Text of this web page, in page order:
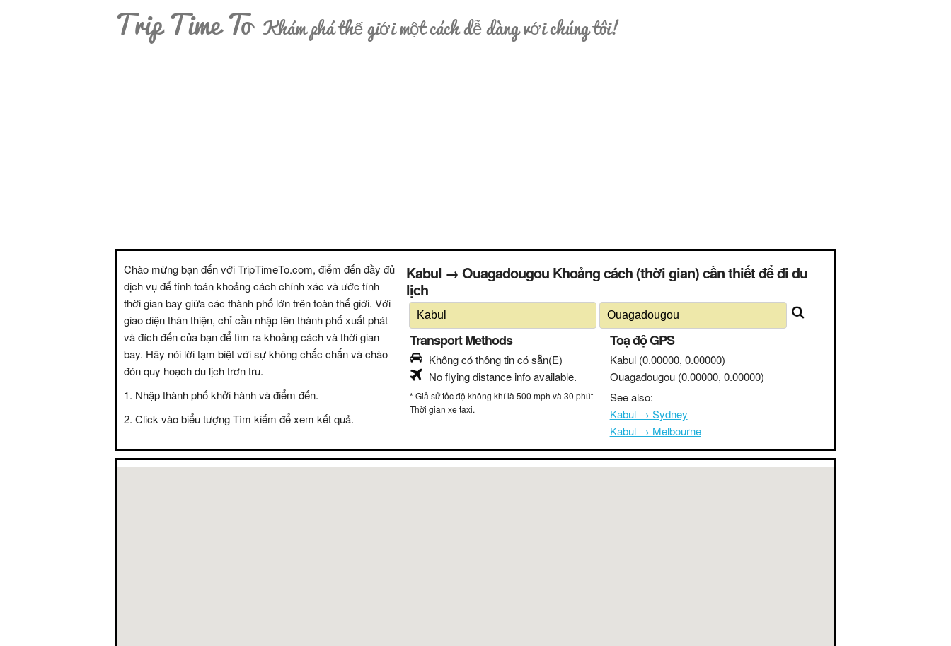
Trip Time To Khám phá thế giới một cách dễ dàng với chúng tôi!
Chào mừng bạn đến với TripTimeTo.com, điểm đến đầy đủ
dịch vụ để tính toán khoảng cách chính xác và ước tính
thời gian bay giữa các thành phố lớn trên toàn thế giới. Với
giao diện thân thiện, chỉ cần nhập tên thành phố xuất phát
và đích đến của bạn để tìm ra khoảng cách và thời gian
bay. Hãy nói lời tạm biệt với sự không chắc chắn và chào
đón quy hoạch du lịch trơn tru.
Nhập thành phố khởi hành và điểm đến.
Click vào biểu tượng Tìm kiếm để xem kết quả.
Kabul → Ouagadougou Khoảng cách (thời gian) cần thiết để đi du
lịch
Transport Methods
Không có thông tin có sẵn(E)
No flying distance info available.
* Giả sử tốc độ không khí là 500 mph và 30 phút
Thời gian xe taxi.
Toạ độ GPS
Kabul (0.00000, 0.00000)
Ouagadougou (0.00000, 0.00000)
See also:
Kabul → Sydney
Kabul → Melbourne